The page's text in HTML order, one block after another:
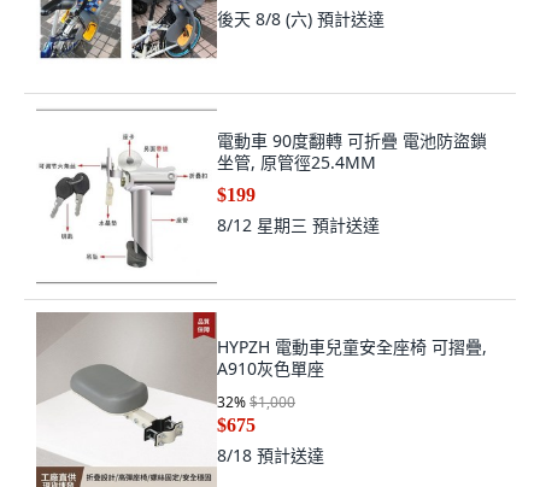
後天 8/8 (六) 預計送達
電動車 90度翻轉 可折疊 電池防盜鎖
坐管, 原管徑25.4MM
$199
8/12 星期三 預計送達
HYPZH 電動車兒童安全座椅 可摺疊,
A910灰色單座
32%$1,000
$675
8/18 預計送達